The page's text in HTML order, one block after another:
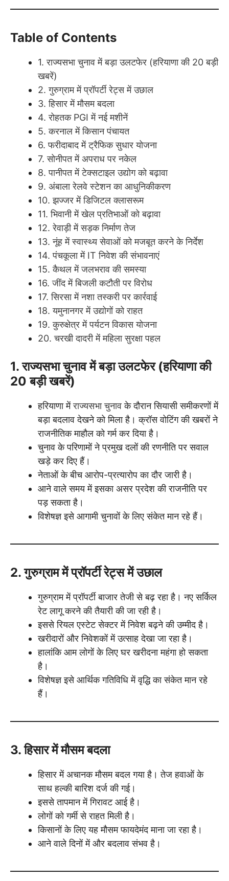
Table of Contents
1. राज्यसभा चुनाव में बड़ा उलटफेर (हरियाणा की 20 बड़ी
खबरें)
2. गुरुग्राम में प्रॉपर्टी रेट्स में उछाल
3. हिसार में मौसम बदला
4. रोहतक PGI में नई मशीनें
5. करनाल में किसान पंचायत
6. फरीदाबाद में ट्रैफिक सुधार योजना
7. सोनीपत में अपराध पर नकेल
8. पानीपत में टेक्सटाइल उद्योग को बढ़ावा
9. अंबाला रेलवे स्टेशन का आधुनिकीकरण
10. झज्जर में डिजिटल क्लासरूम
11. भिवानी में खेल प्रतिभाओं को बढ़ावा
12. रेवाड़ी में सड़क निर्माण तेज
13. नूंह में स्वास्थ्य सेवाओं को मजबूत करने के निर्देश
14. पंचकूला में IT निवेश की संभावनाएं
15. कैथल में जलभराव की समस्या
16. जींद में बिजली कटौती पर विरोध
17. सिरसा में नशा तस्करी पर कार्रवाई
18. यमुनानगर में उद्योगों को राहत
19. कुरुक्षेत्र में पर्यटन विकास योजना
20. चरखी दादरी में महिला सुरक्षा पहल
1. राज्यसभा चुनाव में बड़ा उलटफेर (हरियाणा की
20 बड़ी खबरें)
हरियाणा मेंराज्यसभा चुनावके दौरान सियासी समीकरणों में
बड़ा बदलाव देखने को मिला है। क्रॉस वोटिंग की खबरों ने
राजनीतिक माहौल को गर्म कर दिया है।
चुनाव के परिणामों ने प्रमुख दलों की रणनीति पर सवाल
खड़े कर दिए हैं।
नेताओं के बीच आरोप-प्रत्यारोप का दौर जारी है।
आने वाले समय में इसका असर प्रदेश की राजनीति पर
पड़ सकता है।
विशेषज्ञ इसे आगामी चुनावों के लिए संकेत मान रहे हैं।
2. गुरुग्राम में प्रॉपर्टी रेट्स में उछाल
गुरुग्राम में प्रॉपर्टी बाजार तेजी से बढ़ रहा है। नए सर्किल
रेट लागू करने की तैयारी की जा रही है।
इससे रियल एस्टेट सेक्टर में निवेश बढ़ने की उम्मीद है।
खरीदारों और निवेशकों में उत्साह देखा जा रहा है।
हालांकि आम लोगों के लिए घर खरीदना महंगा हो सकता
है।
विशेषज्ञ इसे आर्थिक गतिविधि में वृद्धि का संकेत मान रहे
हैं।
3. हिसार में मौसम बदला
हिसार में अचानक मौसम बदल गया है। तेज हवाओं के
साथ हल्की बारिश दर्ज की गई।
इससे तापमान में गिरावट आई है।
लोगों को गर्मी से राहत मिली है।
किसानों के लिए यह मौसम फायदेमंद माना जा रहा है।
आने वाले दिनों में और बदलाव संभव है।